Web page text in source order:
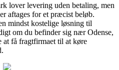
lover levering uden betaling, men
aftages for et præcist beløb.
mindst kostelige løsning til
om du befinder sig nær Odense,
få fragtfirmaet til at køre